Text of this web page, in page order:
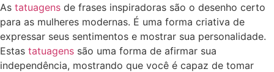
As tatuagens de frases inspiradoras são o desenho certo
para as mulheres modernas. É uma forma criativa de
expressar seus sentimentos e mostrar sua personalidade.
Estas tatuagens são uma forma de afirmar sua
independência, mostrando que você é capaz de tomar